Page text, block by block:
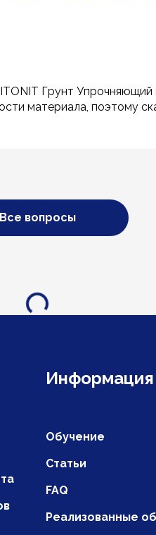
Грунт
материала, поэтому
Все вопросы
Загрузка...
Информация
Обучение
Статьи
FAQ
Реализованные